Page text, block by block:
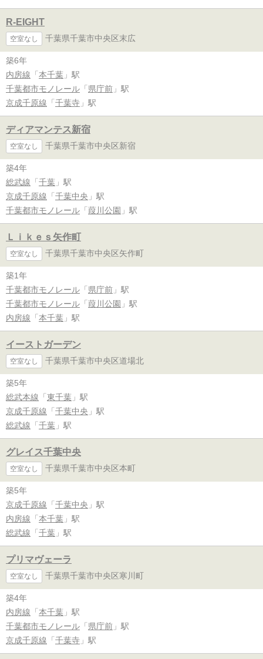
R-EIGHT
空室なし 千葉県千葉市中央区末広
築6年
内房線 「 本千葉 」駅
千葉都市モノレール 「 県庁前 」駅
京成千原線 「 千葉寺 」駅
ディアマンテス新宿
空室なし 千葉県千葉市中央区新宿
築4年
総武線 「 千葉 」駅
京成千原線 「 千葉中央 」駅
千葉都市モノレール 「 葭川公園 」駅
Ｌｉｋｅｓ矢作町
空室なし 千葉県千葉市中央区矢作町
築1年
千葉都市モノレール 「 県庁前 」駅
千葉都市モノレール 「 葭川公園 」駅
内房線 「 本千葉 」駅
イーストガーデン
空室なし 千葉県千葉市中央区道場北
築5年
総武本線 「 東千葉 」駅
京成千原線 「 千葉中央 」駅
総武線 「 千葉 」駅
グレイス千葉中央
空室なし 千葉県千葉市中央区本町
築5年
京成千原線 「 千葉中央 」駅
内房線 「 本千葉 」駅
総武線 「 千葉 」駅
プリマヴェーラ
空室なし 千葉県千葉市中央区寒川町
築4年
内房線 「 本千葉 」駅
千葉都市モノレール 「 県庁前 」駅
京成千原線 「 千葉寺 」駅